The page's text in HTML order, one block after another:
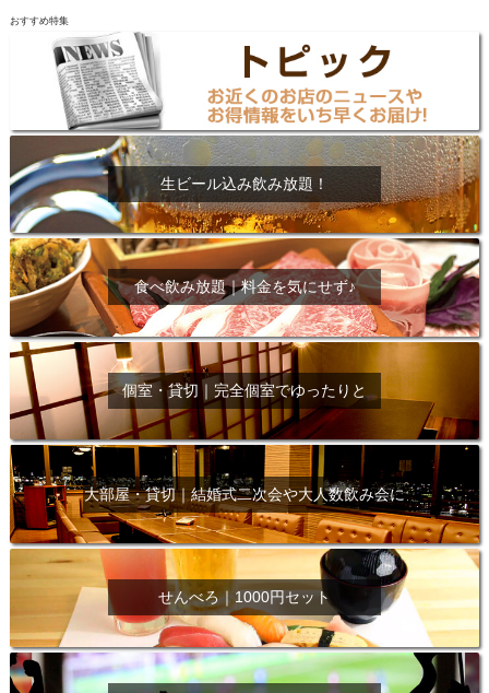
おすすめ特集
生ビール込み飲み放題！
食べ飲み放題｜料金を気にせず♪
個室・貸切｜完全個室でゆったりと
大部屋・貸切｜結婚式二次会や大人数飲み会に
せんべろ｜1000円セット